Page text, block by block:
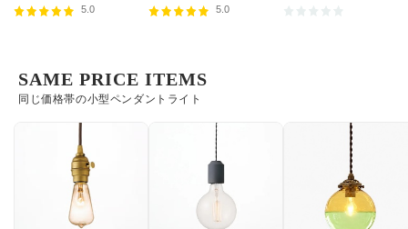
5.0 5.0
同じ価格帯の小型ペンダントライト
SAME PRICE ITEMS